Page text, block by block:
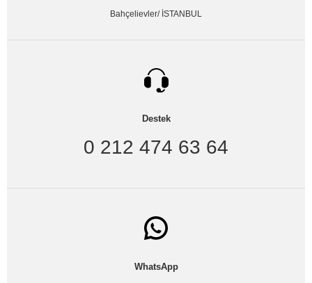
Bahçelievler/ İSTANBUL
Destek
0 212 474 63 64
WhatsApp